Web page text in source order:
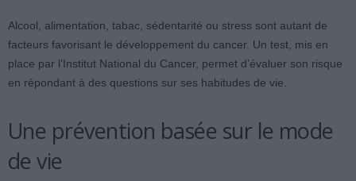
Alcool, alimentation, tabac, sédentarité ou stress sont autant de
facteurs favorisant le développement du cancer. Un test, mis en
place par l’Institut National du Cancer, permet d’évaluer son risque
en répondant à des questions sur ses habitudes de vie.
Une prévention basée sur le mode
de vie